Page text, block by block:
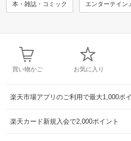
本・雑誌・コミック エンターテイン
買い物かご お気に入り
楽天市場アプリのご利用で最大1,000ポ
楽天カード新規入会で2,000ポイント